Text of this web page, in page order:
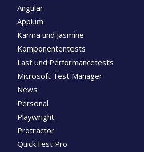
Angular
Appium
Karma und Jasmine
Komponententests
Last und Performancetests
Microsoft Test Manager
News
Personal
Playwright
Protractor
QuickTest Pro